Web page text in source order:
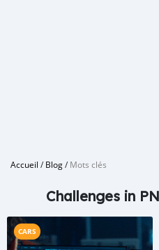
Accueil /Blog/Mots clés
Challenges in
CARS